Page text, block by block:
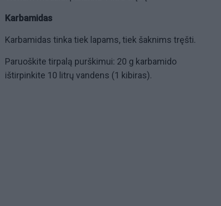
Karbamidas
Karbamidas tinka tiek lapams, tiek šaknims tręšti.
Paruoškite tirpalą purškimui: 20 g karbamido
ištirpinkite 10 litrų vandens (1 kibiras).